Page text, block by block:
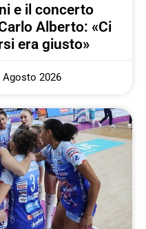
e il concerto
Alberto: «Ci
era giusto»
Agosto 2026